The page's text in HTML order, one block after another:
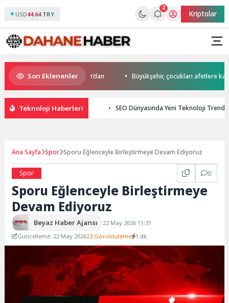
USD44.64 TRY
2
Kriptolar
Son Eklenenler
start Başkan Büyükakın’dan Büyükşehir, çocukları afetlere karşı
Teknoloji Haberleri SEO Dünyasında Yeni Teknoloji
Ana Sayfa Spor Sporu Eğlenceyle Birleştirmeye Devam Ediyoruz
Spor 0
Sporu Eğlenceyle Birleştirmeye
Devam Ediyoruz
Beyaz Haber Ajansı
22 May 2026 11:31
Güncelleme: 22 May 202623 Görüntüleme 1 dk.